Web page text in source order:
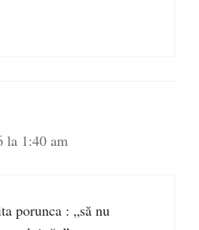
la 1:40 am
porunca : „să nu